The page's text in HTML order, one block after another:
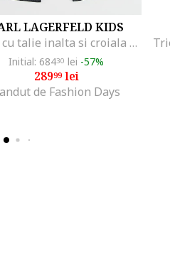
LAGERFELD KIDS
Blugi cu talie inalta si croiala ampla, Negru stins
Initial: 68430 lei -57%
28999lei
de Fashion Days